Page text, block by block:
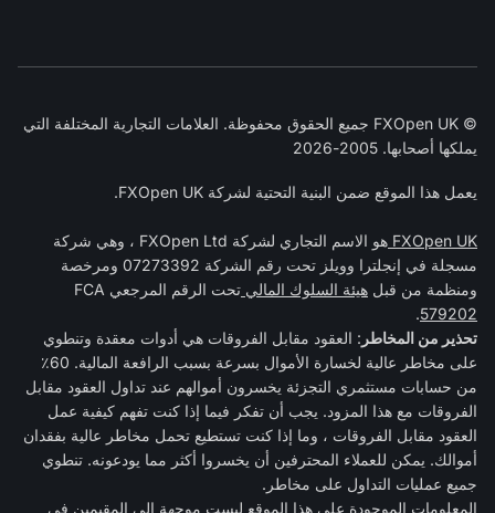
© FXOpen UK جميع الحقوق محفوظة. العلامات التجارية المختلفة التي
يملكها أصحابها. 2005-2026
يعمل هذا الموقع ضمن البنية التحتية لشركة FXOpen UK.
FXOpen UK
هو الاسم التجاري لشركة FXOpen Ltd ، وهي شركة
مسجلة في إنجلترا وويلز تحت رقم الشركة 07273392 ومرخصة
ومنظمة من قبل هيئة السلوك المالي تحت الرقم المرجعي FCA
579202
.
تحذير من المخاطر : العقود مقابل الفروقات هي أدوات معقدة وتنطوي
على مخاطر عالية لخسارة الأموال بسرعة بسبب الرافعة المالية. 60٪
من حسابات مستثمري التجزئة يخسرون أموالهم عند تداول العقود مقابل
الفروقات مع هذا المزود. يجب أن تفكر فيما إذا كنت تفهم كيفية عمل
العقود مقابل الفروقات ، وما إذا كنت تستطيع تحمل مخاطر عالية بفقدان
أموالك. يمكن للعملاء المحترفين أن يخسروا أكثر مما يودعونه. تنطوي
جميع عمليات التداول على مخاطر.
المعلومات الموجودة على هذا الموقع ليست موجهة إلى المقيمين في